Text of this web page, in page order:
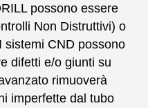
possono essere
Non Distruttivi) o
sistemi CND possono
difetti e/o giunti su
rimuoverà
imperfette dal tubo